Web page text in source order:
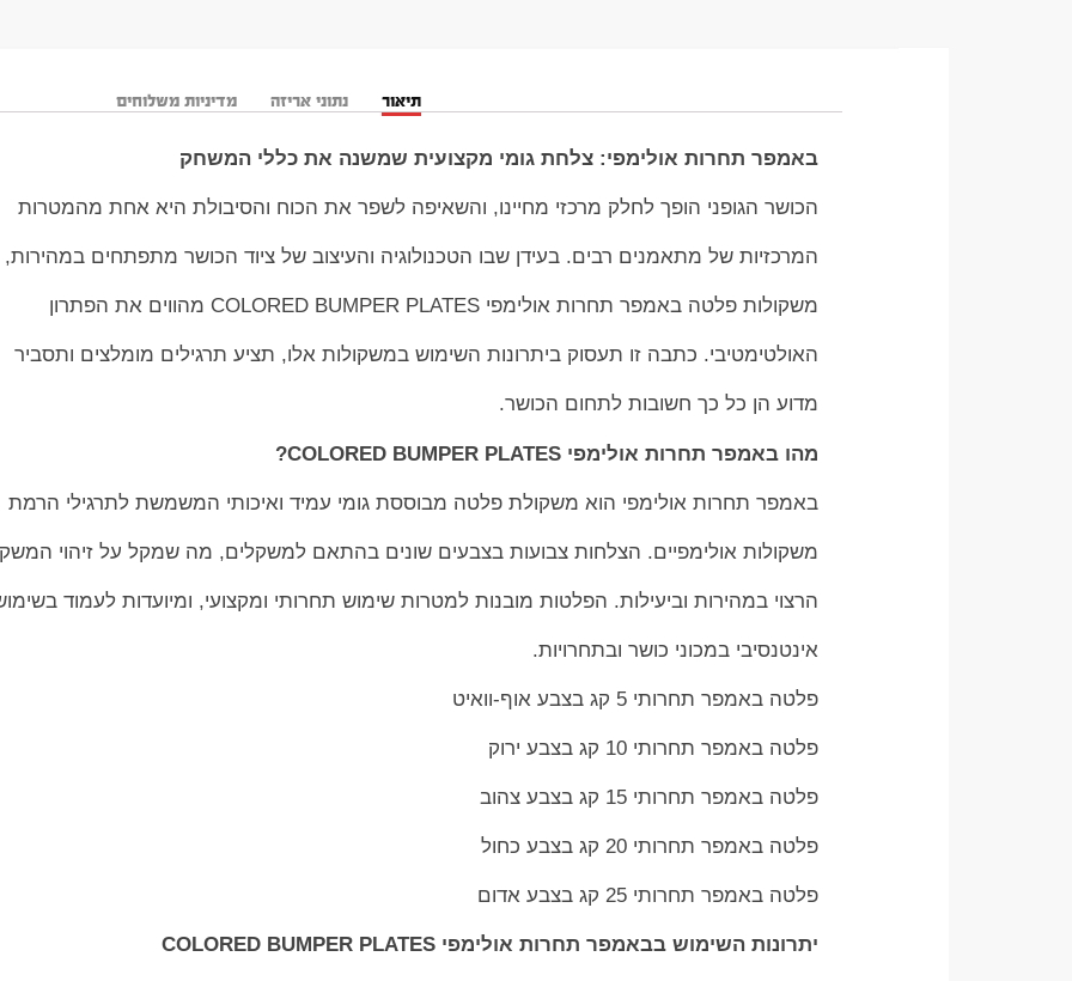
תיאור נתוני אריזה מדיניות משלוחים
באמפר תחרות אולימפי: צלחת גומי מקצועית שמשנה את כללי המשחק
הכושר הגופני הופך לחלק מרכזי מחיינו, והשאיפה לשפר את הכוח והסיבולת היא אחת מהמטרות
המרכזיות של מתאמנים רבים. בעידן שבו הטכנולוגיה והעיצוב של ציוד הכושר מתפתחים במהירות,
משקולות פלטה באמפר תחרות אולימפי COLORED BUMPER PLATES מהווים את הפתרון
האולטימטיבי. כתבה זו תעסוק ביתרונות השימוש במשקולות אלו, תציע תרגילים מומלצים ותסביר
מדוע הן כל כך חשובות לתחום הכושר.
מהו באמפר תחרות אולימפי COLORED BUMPER PLATES?
באמפר תחרות אולימפי הוא משקולת פלטה מבוססת גומי עמיד ואיכותי המשמשת לתרגילי הרמת
משקולות אולימפיים. הצלחות צבועות בצבעים שונים בהתאם למשקלים, מה שמקל על זיהוי
הרצוי במהירות וביעילות. הפלטות מובנות למטרות שימוש תחרותי ומקצועי, ומיועדות לעמוד
אינטנסיבי במכוני כושר ובתחרויות.
פלטה באמפר תחרותי 5 קג בצבע אוף-וואיט
פלטה באמפר תחרותי 10 קג בצבע ירוק
פלטה באמפר תחרותי 15 קג בצבע צהוב
פלטה באמפר תחרותי 20 קג בצבע כחול
פלטה באמפר תחרותי 25 קג בצבע אדום
יתרונות השימוש בבאמפר תחרות אולימפי COLORED BUMPER PLATES